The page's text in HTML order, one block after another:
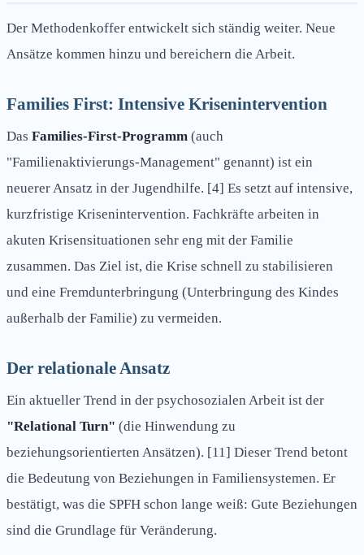
Der Methodenkoffer entwickelt sich ständig weiter. Neue
Ansätze kommen hinzu und bereichern die Arbeit.
Families First: Intensive Krisenintervention
Das Families-First-Programm (auch
"Familienaktivierungs-Management" genannt) ist ein
neuerer Ansatz in der Jugendhilfe. [4] Es setzt auf intensive,
kurzfristige Krisenintervention. Fachkräfte arbeiten in
akuten Krisensituationen sehr eng mit der Familie
zusammen. Das Ziel ist, die Krise schnell zu stabilisieren
und eine Fremdunterbringung (Unterbringung des Kindes
außerhalb der Familie) zu vermeiden.
Der relationale Ansatz
Ein aktueller Trend in der psychosozialen Arbeit ist der
"Relational Turn" (die Hinwendung zu
beziehungsorientierten Ansätzen). [11] Dieser Trend betont
die Bedeutung von Beziehungen in Familiensystemen. Er
bestätigt, was die SPFH schon lange weiß: Gute Beziehungen
sind die Grundlage für Veränderung.